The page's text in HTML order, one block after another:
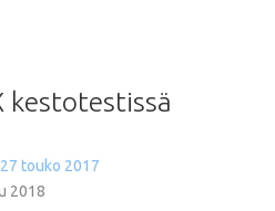
kestotestissä
touko 2017
2018